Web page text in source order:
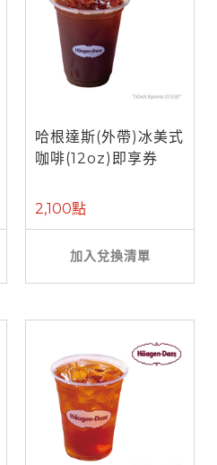
哈根達斯(外帶)冰美式
咖啡(12oz)即享券
2,100點
加入兌換清單